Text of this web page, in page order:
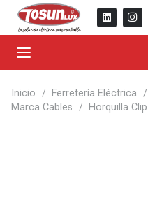
Inicio / Ferretería Eléctrica /
Marca Cables / Horquilla Clip